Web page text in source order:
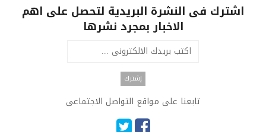
اشترك فى النشرة البريدية لتحصل على اهم
الاخبار بمجرد نشرها
تابعنا على مواقع التواصل الاجتماعى